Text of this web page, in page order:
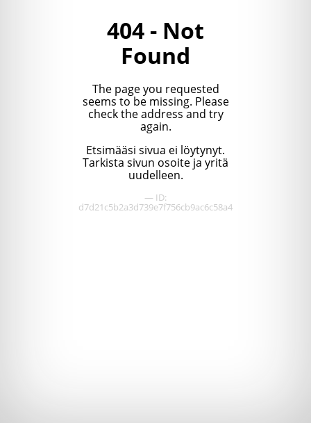
404 - Not
Found
The page you requested
seems to be missing. Please
check the address and try
again.
Etsimääsi sivua ei löytynyt.
Tarkista sivun osoite ja yritä
uudelleen.
— ID:
d7d21c5b2a3d739e7f756cb9ac6c58a4